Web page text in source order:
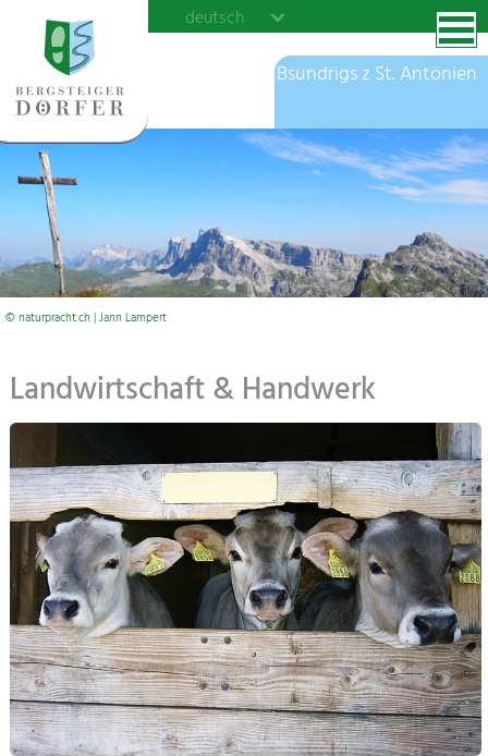
deutsch
Bsundrigs z St. Antönien
© naturpracht.ch | Jann Lampert
Landwirtschaft & Handwerk